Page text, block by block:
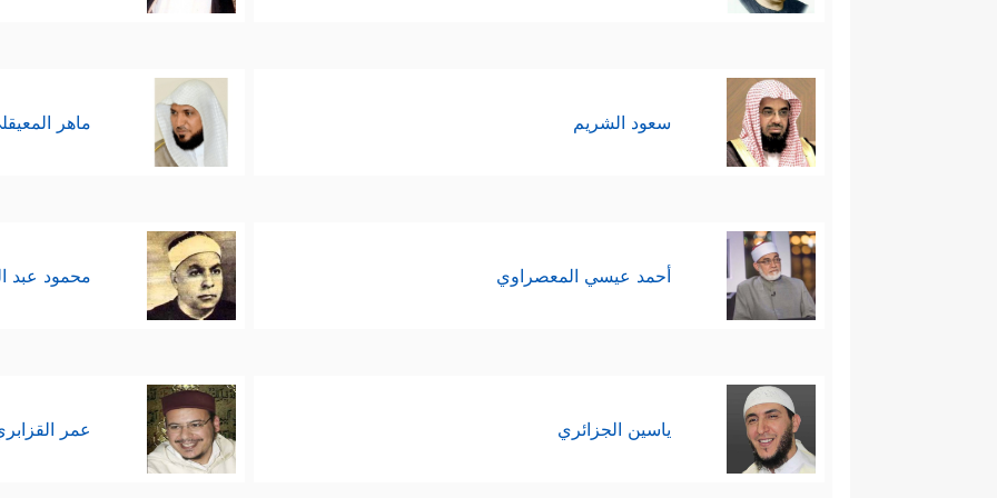
سعود الشريم ماهر
أحمد عيسي المعصراوي محمود عبد
ياسين الجزائري عمر